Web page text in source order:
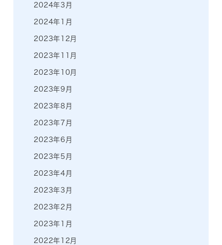
2024年3月
2024年1月
2023年12月
2023年11月
2023年10月
2023年9月
2023年8月
2023年7月
2023年6月
2023年5月
2023年4月
2023年3月
2023年2月
2023年1月
2022年12月